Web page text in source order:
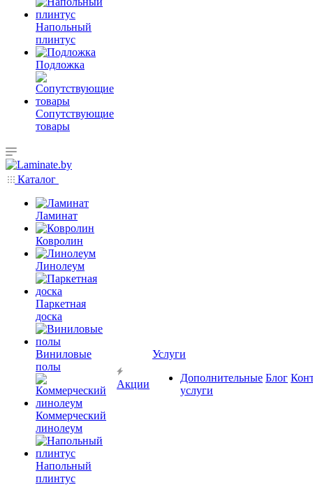
Напольный
плинтус
Подложка
Сопутствующие
товары
Каталог
Ламинат
Ковролин
Линолеум
Паркетная
доска
Виниловые
полы
Коммерческий
линолеум
Напольный
плинтус
Акции
Услуги
Дополнительные
услуги
Блог